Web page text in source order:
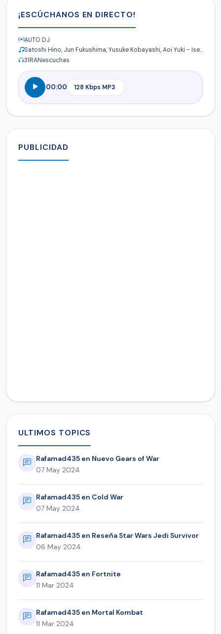
¡ESCÚCHANOS EN DIRECTO!
AUTO DJ
Satoshi Hino, Jun Fukushima, Yusuke Kobayashi, Aoi Yuki - Isekai Quartet
31RANescuchas
00:00
PUBLICIDAD
ULTIMOS TOPICS
Rafamad435 en Nuevo Gears of War
07 May 2024
Rafamad435 en Cold War
07 May 2024
Rafamad435 en Reseña Star Wars Jedi Survivor
06 May 2024
Rafamad435 en Fortnite
11 Mar 2024
Rafamad435 en Mortal Kombat
11 Mar 2024